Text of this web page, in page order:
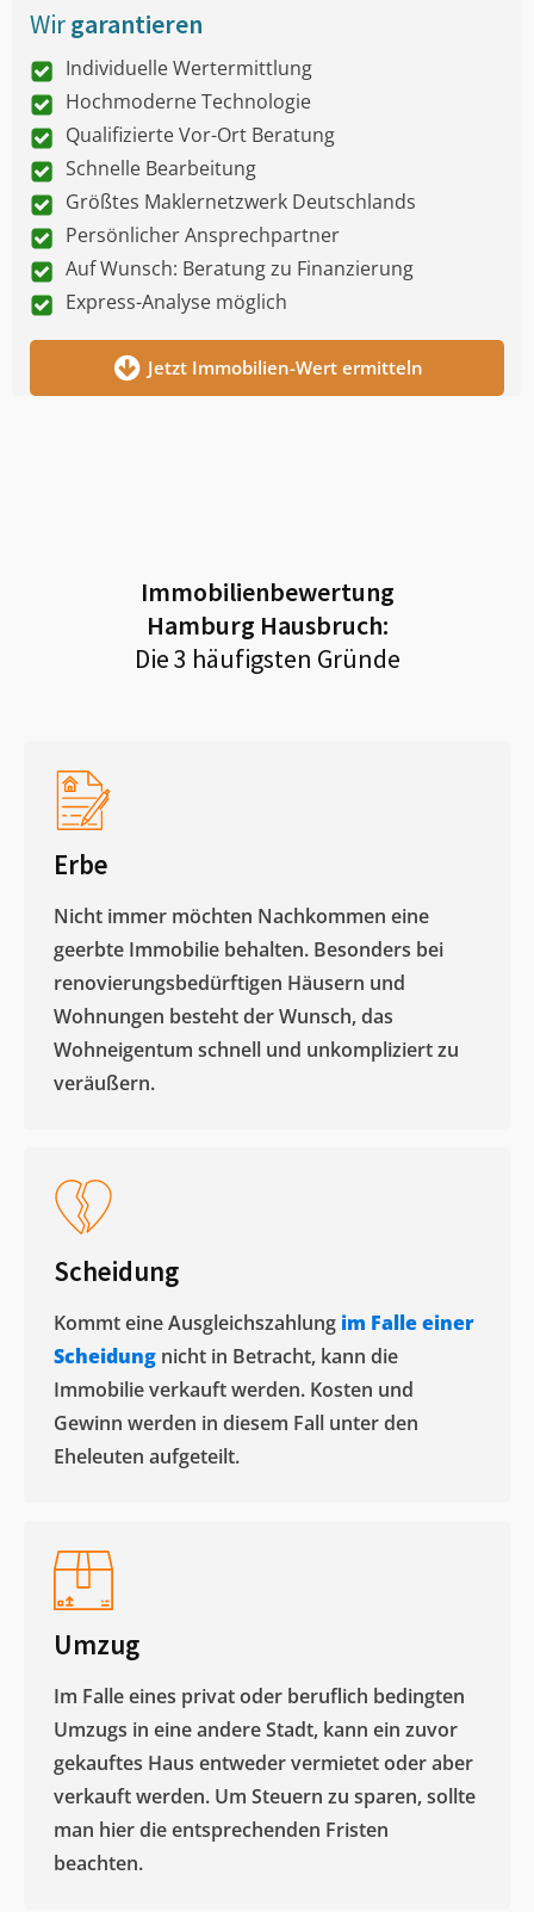
Wirgarantieren
Individuelle Wertermittlung
Hochmoderne Technologie
Qualifizierte Vor-Ort Beratung
Schnelle Bearbeitung
Größtes Maklernetzwerk Deutschlands
Persönlicher Ansprechpartner
Auf Wunsch: Beratung zu Finanzierung
Express-Analyse möglich
Jetzt Immobilien-Wert ermitteln
Immobilienbewertung
Hamburg Hausbruch:
Die 3 häufigsten Gründe
Erbe
Nicht immer möchten Nachkommen eine
geerbte Immobilie behalten. Besonders bei
renovierungsbedürftigen Häusern und
Wohnungen besteht der Wunsch, das
Wohneigentum schnell und unkompliziert zu
veräußern. ​
Scheidung
Kommt eine Ausgleichszahlung im Falle einer
Scheidung nicht in Betracht, kann die
Immobilie verkauft werden. Kosten und
Gewinn werden in diesem Fall unter den
Eheleuten aufgeteilt.​
Umzug
Im Falle eines privat oder beruflich bedingten
Umzugs in eine andere Stadt, kann ein zuvor
gekauftes Haus entweder vermietet oder aber
verkauft werden. Um Steuern zu sparen, sollte
man hier die entsprechenden Fristen
beachten.